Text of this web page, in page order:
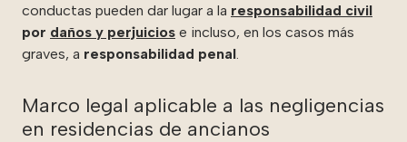
conductas pueden dar lugar a la responsabilidad civil
por daños y perjuicios e incluso, en los casos más
graves, a responsabilidad penal.
Marco legal aplicable a las negligencias
en residencias de ancianos